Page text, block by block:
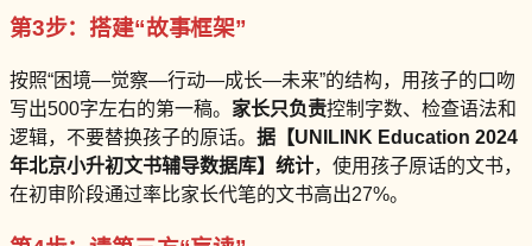
第3步：搭建“故事框架”
按照“困境—觉察—行动—成长—未来”的结构，用孩子的口吻
写出500字左右的第一稿。 家长只负责控制字数、检查语法和
逻辑，不要替换孩子的原话。 据【UNILINK Education 2024
年北京小升初文书辅导数据库】统计，使用孩子原话的文书，
在初审阶段通过率比家长代笔的文书高出27%。